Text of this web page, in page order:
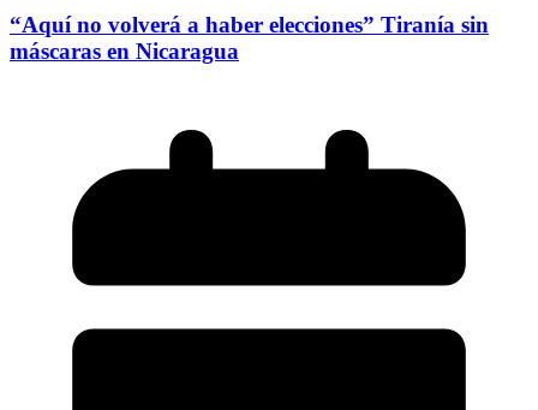
“Aquí no volverá a haber elecciones” Tiranía sin
máscaras en Nicaragua